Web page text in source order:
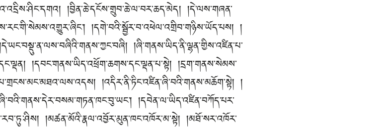
།བྱིན་ཆེ་དངོས་གྲུབ་ཆེ་ལ་བར་ཆད་མེད། །དེ་ལས་གཞན་
།དགེ་བའི་སྦྱོར་བ་འཕེལ་འགྲིབ་གཉིས་ཡོད་པས། །
།ཞི་གནས་ཡིད་ནི་ལྷན་གྱིས་འཛིན་པ་
།དབང་གནས་ཡིད་འཕྲོག་ཆགས་དང་ལྡན་པ་སྟེ། །དྲག་གནས་སེམས་
།འདིར་ནི་ཏིང་འཛིན་ཞི་བའི་གནས་མཆོག་སྟེ། །
།དབེན་ལ་ཡིད་འཛིན་བཀོད་པར་
།མཚན་མོའི་རྣལ་འབྱོར་མུན་ཁང་འཁོར་མ་སྟེ། །མཐོ་སར་འཁོར་